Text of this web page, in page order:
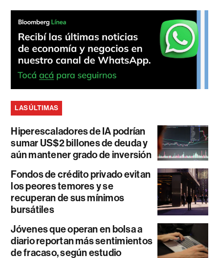
LAS ÚLTIMAS
Hiperescaladores de IA podrían
sumar US$2 billones de deuda y
aún mantener grado de inversión
Fondos de crédito privado evitan
los peores temores y se
recuperan de sus mínimos
bursátiles
Jóvenes que operan en bolsa a
diario reportan más sentimientos
de fracaso, según estudio